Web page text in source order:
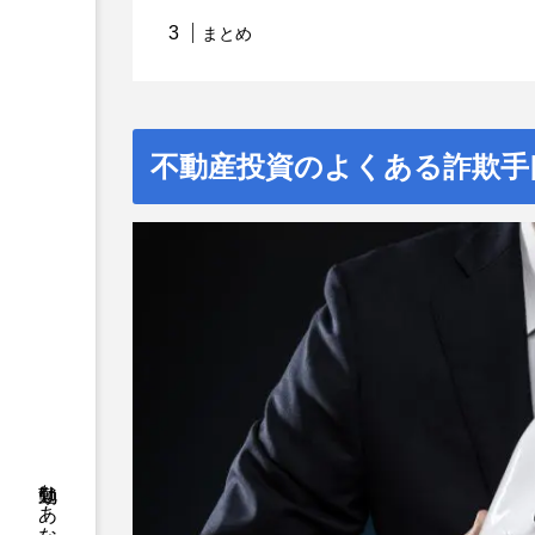
まとめ
不動産投資のよくある詐欺手